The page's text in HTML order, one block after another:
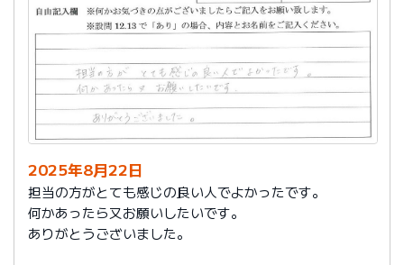
2025年8月22日
担当の方がとても感じの良い人でよかったです。
何かあったら又お願いしたいです。
ありがとうございました。